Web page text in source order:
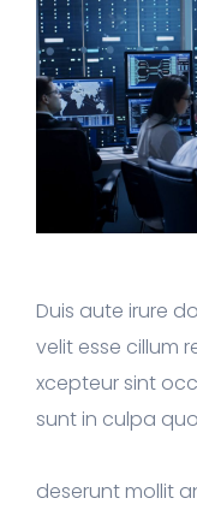
Duis aute irure
velit esse cillum
xcepteur sint
sunt in culpa
deserunt mollit